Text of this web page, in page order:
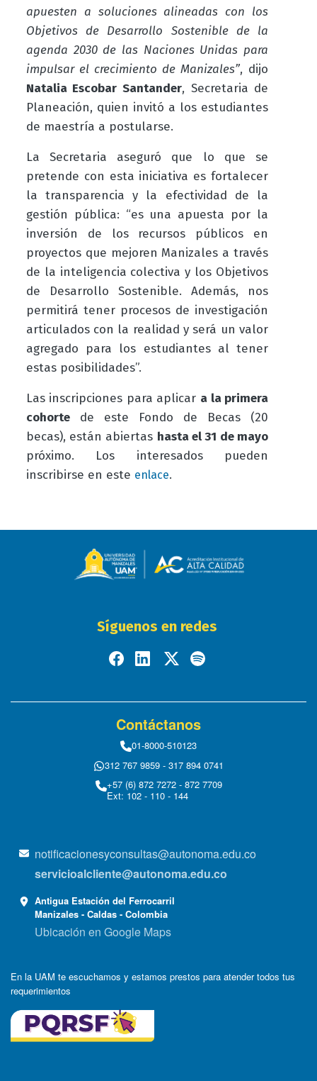
apuesten a soluciones alineadas con los
Objetivos de Desarrollo Sostenible de la
agenda 2030 de las Naciones Unidas para
impulsar el crecimiento de Manizales”, dijo
Natalia Escobar Santander, Secretaria de
Planeación, quien invitó a los estudiantes
de maestría a postularse.
La Secretaria aseguró que lo que se
pretende con esta iniciativa es fortalecer
la transparencia y la efectividad de la
gestión pública: “es una apuesta por la
inversión de los recursos públicos en
proyectos que mejoren Manizales a través
de la inteligencia colectiva y los Objetivos
de Desarrollo Sostenible. Además, nos
permitirá tener procesos de investigación
articulados con la realidad y será un valor
agregado para los estudiantes al tener
estas posibilidades”.
Las inscripciones para aplicar a la primera
cohortede este Fondo de Becas (20
becas), están abiertas hasta el 31 de mayo
próximo. Los interesados pueden
inscribirse en este enlace.
Síguenos en redes
Contáctanos
01-8000-510123
312 767 9859 - 317 894 0741
+57 (6) 872 7272 - 872 7709
Ext: 102 - 110 - 144
notificacionesyconsultas@autonoma.edu.co
servicioalcliente@autonoma.edu.co
Antigua Estación del Ferrocarril
Manizales - Caldas - Colombia
Ubicación en Google Maps
En la UAM te escuchamos y estamos prestos para atender todos tus
requerimientos